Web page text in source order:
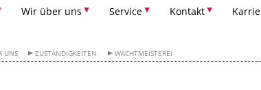
Wir über uns Service Kontakt
UNS ZUSTÄNDIGKEITEN WACHTMEISTEREI